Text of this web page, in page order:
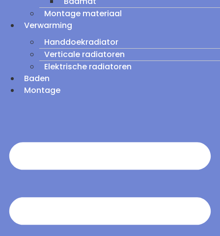
Montage materiaal
Verwarming
Handdoekradiator
Verticale radiatoren
Elektrische radiatoren
Baden
Montage